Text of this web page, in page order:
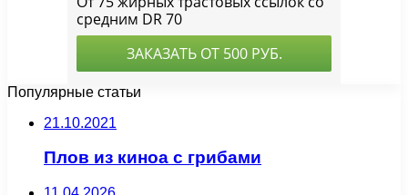
Популярные статьи
21.10.2021
Плов из киноа с грибами